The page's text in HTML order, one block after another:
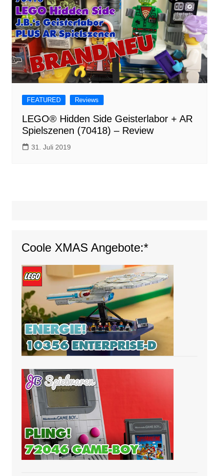
FEATURED Reviews
LEGO® Hidden Side Geisterlabor + AR
Spielszenen (70418) – Review
31. Juli 2019
Coole XMAS Angebote:*